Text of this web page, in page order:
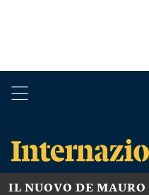
IL NUOVO DE MAURO